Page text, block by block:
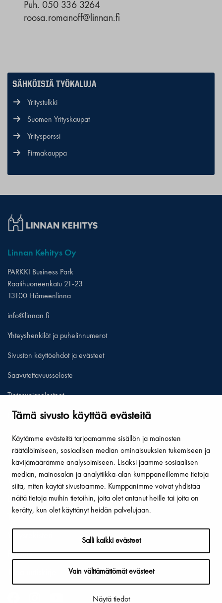
Tämä sivusto käyttää evästeitä
Käytämme evästeitä tarjoamamme sisällön ja mainosten
räätälöimiseen, sosiaalisen median ominaisuuksien tukemiseen ja
kävijämäärämme analysoimiseen. Lisäksi jaamme sosiaalisen
median, mainosalan ja analytiikka-alan kumppaneillemme tietoja
siitä, miten käytät sivustoamme. Kumppanimme voivat yhdistää
näitä tietoja muihin tietoihin, joita olet antanut heille tai joita on
kerätty, kun olet käyttänyt heidän palvelujaan.
Salli kaikki evästeet
Vain välttämättömät evästeet
Näytä tiedot
Puh. 050 336 3264
roosa.romanoff@linnan.fi
SÄHKÖISIÄ TYÖKALUJA
Yritystulkki
Suomen Yrityskaupat
Yrityspörssi
Firmakauppa
Linnan Kehitys Oy
PARKKI Business Park
Raatihuoneenkatu 21-23
13100 Hämeenlinna
info@linnan.fi
Yhteyshenkilöt ja puhelinnumerot
Sivuston käyttöehdot ja evästeet
Saavutettavuusseloste
Tietosuojaselosteet
Näytä omat evästeasetukseni
© 2026 Hämeenlinnan kaupunki
Oikopolut
Yhteystiedot
Laskutus ja verkkolaskuosoite
Toimitilarekisteri
Palaute